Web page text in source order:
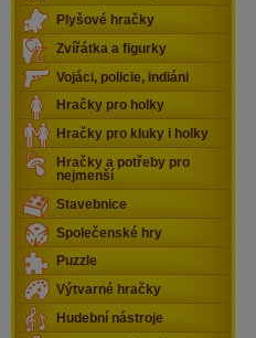
Plyšové hračky
Zvířátka a figurky
Vojáci, policie, indiáni
Hračky pro holky
Hračky pro kluky i holky
Hračky a potřeby pro
nejmenší
Stavebnice
Společenské hry
Puzzle
Výtvarné hračky
Hudební nástroje